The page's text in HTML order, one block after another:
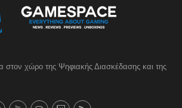
στον χώρο της Ψηφιακής Διασκέδασης και της